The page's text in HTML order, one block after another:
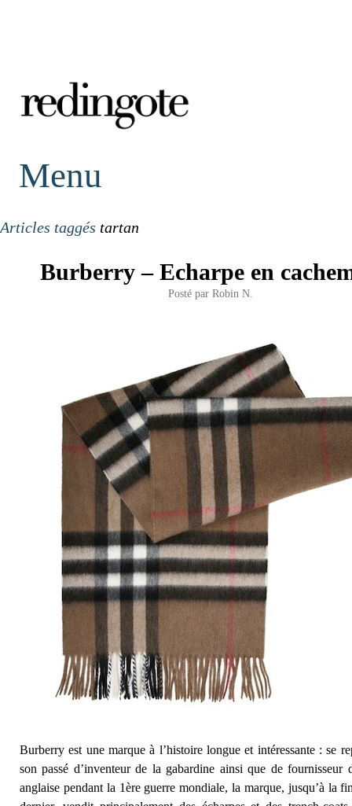
redingote.
Menu
Articles taggés tartan
Burberry – Echarpe en
Posté par Robin N.
Burberry est une marque à l’histoire longue et intéressante : se
son passé d’inventeur de la gabardine ainsi que de fournisseur
anglaise pendant la 1ère guerre mondiale, la marque, jusqu’à la